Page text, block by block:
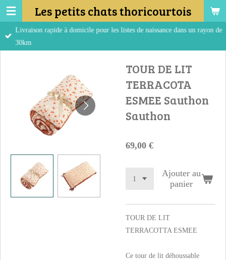
Passer
au
contenu
Les petits chats thoricourtois
Livraison rapide à domicile pour les listes de naissance dans un rayon de
30km
TOUR DE LIT
TERRACOTA
ESMEE Sauthon
Sauthon
69,00 €
Ajouter au
panier
TOUR DE LIT
TERRACOTTA ESMEE
Ce tour de lit déhoussable